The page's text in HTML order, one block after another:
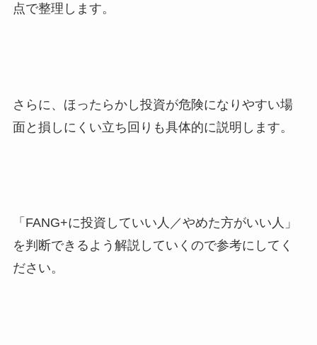
点で整理します。
さらに、ほったらかし投資が危険になりやすい場
面と損しにくい立ち回りも具体的に説明します。
「FANG+に投資していい人／やめた方がいい人」
を判断できるよう解説していくので参考にしてく
ださい。